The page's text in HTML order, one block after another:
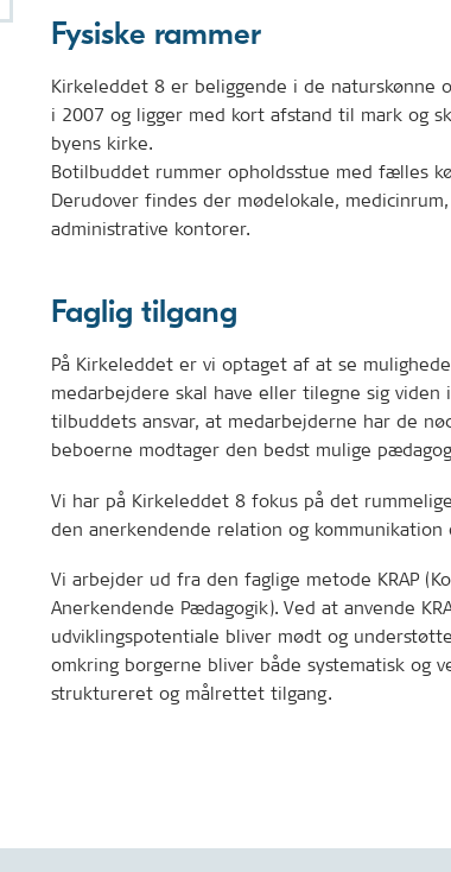
Fysiske rammer
Kirkeleddet 8 er beliggende i de naturskønne
i 2007 og ligger med kort afstand til mark og
byens kirke.
Botilbuddet rummer opholdsstue med fælles
Derudover findes der mødelokale,
administrative kontorer.
Faglig tilgang
På Kirkeleddet er vi optaget af at se
medarbejdere skal have eller tilegne sig
tilbuddets ansvar, at medarbejderne har de
beboerne modtager den bedst mulige
Vi har på Kirkeleddet 8 fokus på det
den anerkendende relation og kommunikation
Vi arbejder ud fra den faglige metode KRAP
Anerkendende Pædagogik). Ved at anvende
udviklingspotentiale bliver mødt og
omkring borgerne bliver både systematisk og
struktureret og målrettet tilgang.